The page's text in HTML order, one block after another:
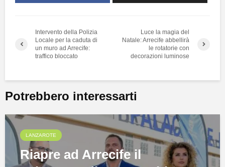
Intervento della Polizia
Locale per la caduta di
un muro ad Arrecife:
traffico bloccato
Luce la magia del
Natale: Arrecife abbellirà
le rotatorie con
decorazioni luminose
Potrebbero interessarti
LANZAROTE
Riapre ad Arrecife il